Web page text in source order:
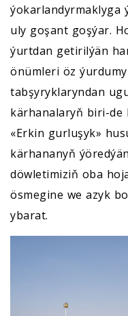
ýokarlandyrmaklyga
uly goşant goşýar.
ýurtdan getirilýän
önümleri öz
tabşyryklaryndan
kärhanalaryň biri-de
«Erkin gurluşyk»
kärhananyň
döwletimiziň oba
ösmegine we azyk
ybarat.